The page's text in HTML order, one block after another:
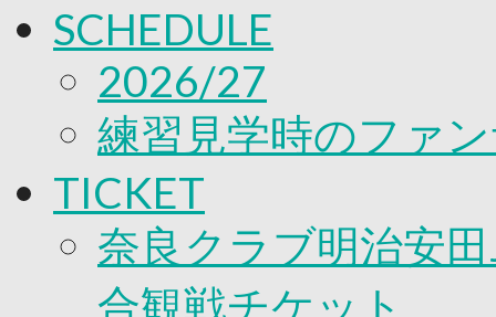
SCHEDULE
2026/27
練習見学時のファ
TICKET
奈良クラブ明治安
合観戦チケット